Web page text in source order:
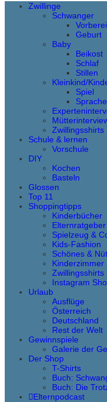
Zwillinge
Schwanger
Geburt
Baby
Beikost
Schlaf
Stillen
Kleinkind/
Spiel
Sprache
Zwillingsshirts
Schule & lernen
Vorschule
DIY
Kochen
Basteln
Glossen
Top 11
Shoppingtipps
Kinderbücher
Elternratgeber
Spielzeug &
Kids-Fashion
Schönes &
Kinderzimmer
Zwillingsshirts
Instagram
Urlaub
Ausflüge
Österreich
Deutschland
Rest der Welt
Gewinnspiele
Galerie der
Der Shop
T-Shirts
Buch:
Buch: Die
Elternpodcast